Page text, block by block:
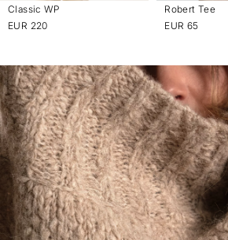
Classic WP
EUR 220
Robert Tee
EUR 65